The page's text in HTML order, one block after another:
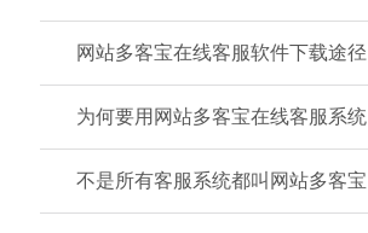
网站多客宝在线客服软件下载途径
为何要用网站多客宝在线客服系统
不是所有客服系统都叫网站多客宝